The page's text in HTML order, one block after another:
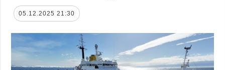
05.12.2025 21:30